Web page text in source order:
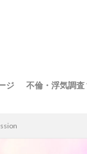
ジ 不倫・浮気調査